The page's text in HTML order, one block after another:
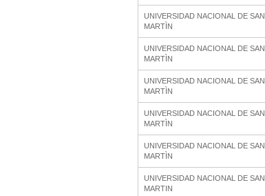
UNIVERSIDAD NACIONAL DE SAN
MARTÌN
UNIVERSIDAD NACIONAL DE SAN
MARTÌN
UNIVERSIDAD NACIONAL DE SAN
MARTÌN
UNIVERSIDAD NACIONAL DE SAN
MARTÌN
UNIVERSIDAD NACIONAL DE SAN
MARTÌN
UNIVERSIDAD NACIONAL DE SAN
MARTIN